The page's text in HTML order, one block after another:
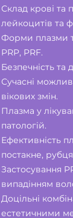
Склад крові та
лейкоцитів та
Форми плазми
PRP, PRF.
Безпечність та
Сучасні
вікових змін.
Плазма у
патологій.
Ефективність
постакне,
Застосування
випадінням
Доцільні
естетичними